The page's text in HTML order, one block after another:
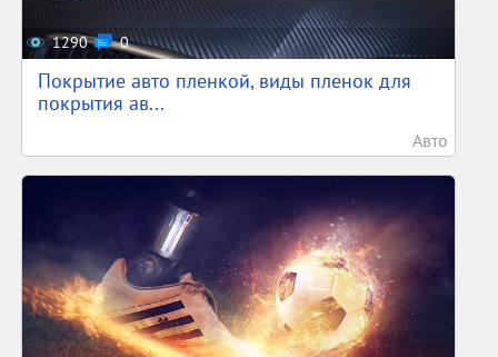
1290 0
Покрытие авто пленкой, виды пленок для
покрытия ав...
Авто